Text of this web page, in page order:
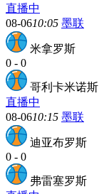
直播中
08-0610:05 墨联
米拿罗斯
0 - 0
哥利卡米诺斯
直播中
08-0610:15 墨联
迪亚布罗斯
0 - 0
弗雷塞罗斯